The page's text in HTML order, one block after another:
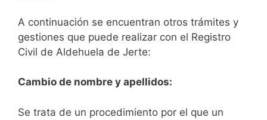
A continuación se encuentran otros trámites y
gestiones que puede realizar con el Registro
Civil de Aldehuela de Jerte:
Cambio de nombre y apellidos:
Se trata de un procedimiento por el que un